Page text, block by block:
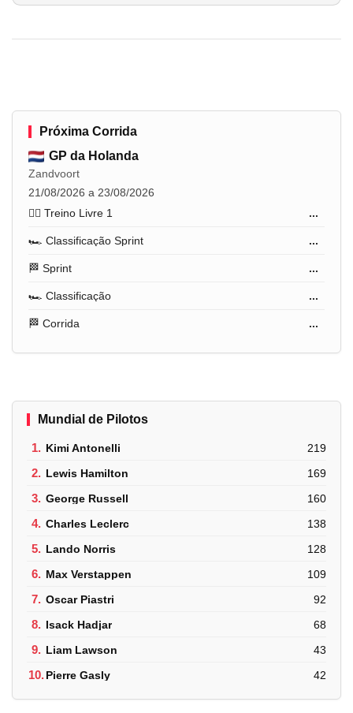
Próxima Corrida
GP da Holanda
Zandvoort
21/08/2026 a 23/08/2026
🏋️‍♂️ Treino Livre 1
...
🏎️ Classificação Sprint ...
🏁 Sprint ...
🏎️ Classificação ...
🏁 Corrida ...
Mundial de Pilotos
1. Kimi Antonelli 219
2. Lewis Hamilton 169
3. George Russell 160
4. Charles Leclerc 138
5. Lando Norris 128
6. Max Verstappen 109
7. Oscar Piastri 92
8. Isack Hadjar 68
9. Liam Lawson 43
10.Pierre Gasly 42